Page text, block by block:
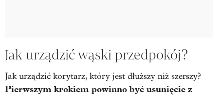
Jak urządzić wąski przedpokój?
Jak urządzić korytarz, który jest dłuższy niż szerszy?
Pierwszym krokiem powinno być usunięcie z